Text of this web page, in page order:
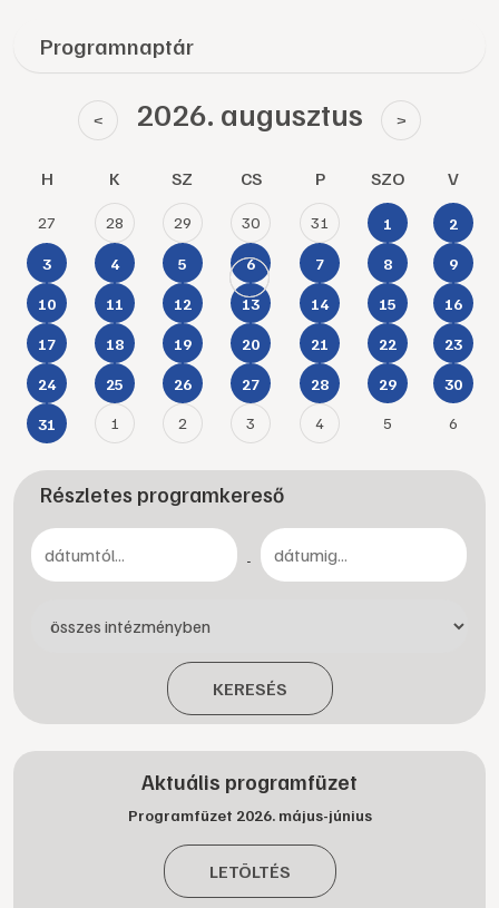
Programnaptár
< 2026. augusztus >
H K SZ CS P SZO V
27 28 29 30 31 1 2
3 4 5 6 7 8 9
10 11 12 13 14 15 16
17 18 19 20 21 22 23
24 25 26 27 28 29 30
31 1 2 3 4 5 6
Részletes programkereső
-
KERESÉS
Aktuális programfüzet
Programfüzet 2026. május-június
LETÖLTÉS